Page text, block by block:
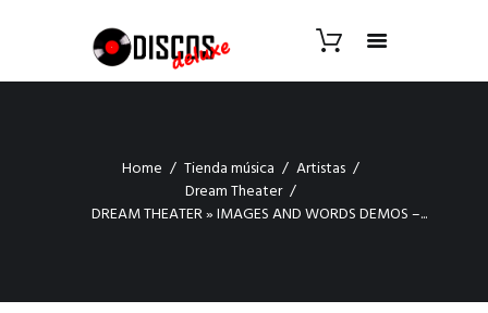
Home Tienda música
Artistas
Dream Theater
DREAM THEATER » IMAGES AND WORDS DEMOS –...